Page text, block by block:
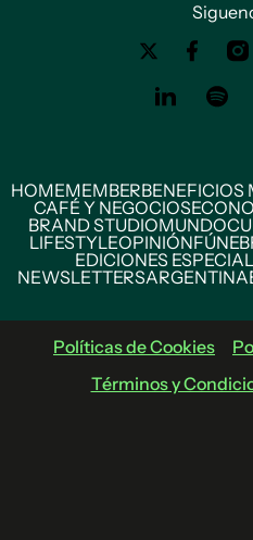
HOMEMEMBERBENEFICIOS
CAFÉ Y NEGOCIOS
BRAND STUDIOMUNDO
LIFESTYLEOPINIÓN
EDICIONES
NEWSLETTERSARGENTINA
Políticas de Cookies
Términos y